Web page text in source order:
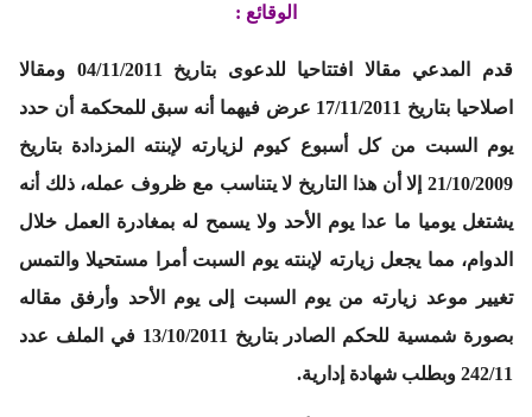
الوقائع :
قدم المدعي مقالا افتتاحيا للدعوى بتاريخ 04/11/2011 ومقالا
اصلاحيا بتاريخ 17/11/2011 عرض فيهما أنه سبق للمحكمة أن حدد
يوم السبت من كل أسبوع كيوم لزيارته لإبنته المزدادة بتاريخ
21/10/2009 إلا أن هذا التاريخ لا يتناسب مع ظروف عمله، ذلك أنه
يشتغل يوميا ما عدا يوم الأحد ولا يسمح له بمغادرة العمل خلال
الدوام، مما يجعل زيارته لإبنته يوم السبت أمرا مستحيلا والتمس
تغيير موعد زيارته من يوم السبت إلى يوم الأحد وأرفق مقاله
بصورة شمسية للحكم الصادر بتاريخ 13/10/2011 في الملف عدد
242/11 وبطلب شهادة إدارية.